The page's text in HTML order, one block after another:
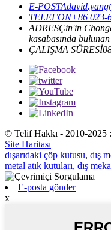
E-POSTA
TELEFON+86 023-
ADRESÇin'in
kasabasında
ÇALIŞMA SÜRESİ
© Telif Hakkı - 2010-2025 :
Site Haritası
dışarıdaki çöp kutusu, dış
metal atık kutuları, dış
E-posta gönder
x